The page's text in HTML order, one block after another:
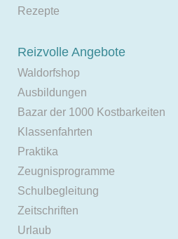
Rezepte
Reizvolle Angebote
Waldorfshop
Ausbildungen
Bazar der 1000 Kostbarkeiten
Klassenfahrten
Praktika
Zeugnisprogramme
Schulbegleitung
Zeitschriften
Urlaub